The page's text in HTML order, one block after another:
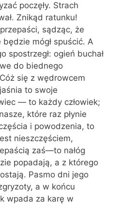
poczęły. Strach
Znikąd ratunku!
sądząc, że
mógł spuścić. A
spostrzegł: ogień buchał
do biednego
się z wędrowcem
to swoje
— to każdy człowiek;
które raz płynie
i powodzenia, to
nieszczęściem,
zaś—to nałóg
popadają, a z którego
Pasmo dni jego
a w końcu
wpada za karę w